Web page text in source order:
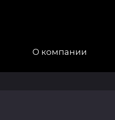
О компании